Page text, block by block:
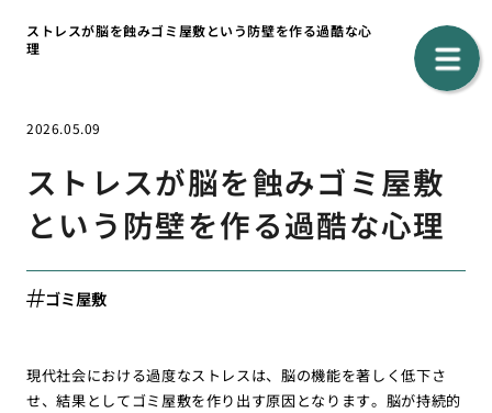
ストレスが脳を蝕みゴミ屋敷という防壁を作る過酷な心
理
2026.05.09
ストレスが脳を蝕みゴミ屋敷
という防壁を作る過酷な心理
ゴミ屋敷
現代社会における過度なストレスは、脳の機能を著しく低下さ
せ、結果としてゴミ屋敷を作り出す原因となります。脳が持続的